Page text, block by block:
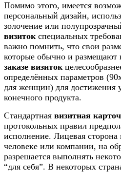
Помимо этого, имеется
персональный дизайн,
золочение или
визитокспециальных
важно помнить, что свои
которые обычно и размещают
заказе визиток
определённых параметров
для женщин) для достижения
конечного продукта.
Стандартная визитная
протокольных правил
исполнение. Лицевая
человеке или компании, на
разрешается выполнять
“для себя”. В некоторых